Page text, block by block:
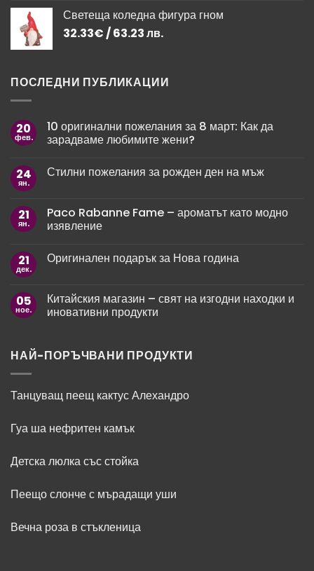
Светеща коледна фигура гном
32.33€/ 63.23 лв.
ПОСЛЕДНИ ПУБЛИКАЦИИ
20
фев.
10 оригинални пожелания за 8 март: Как да
зарадваме любимите жени?
за
за
8
март:
зарадваме
любимите
24
ян.
Стилни пожелания за рожден ден на мъж
Стилни
пожелания
за
на
мъж
21
ян.
Paco Rabanne Fame – ароматът като модно
изявление
за
Paco
–
ароматът
като
21
дек.
Оригинален подарък за Нова година
Оригинален
подарък
за
05
ное.
Китайския магазин – свят на изгодни находки и
иновативни продукти
Китайския
магазин
изгодни
иновативни
продукти
НАЙ-ПОРЪЧВАНИ ПРОДУКТИ
Танцуващ пеещ кактус Алехандро
Гуа ша нефритен камък
Детска люлка със стойка
Пеещо слонче с мърадащи уши
Вечна роза в стъкленица